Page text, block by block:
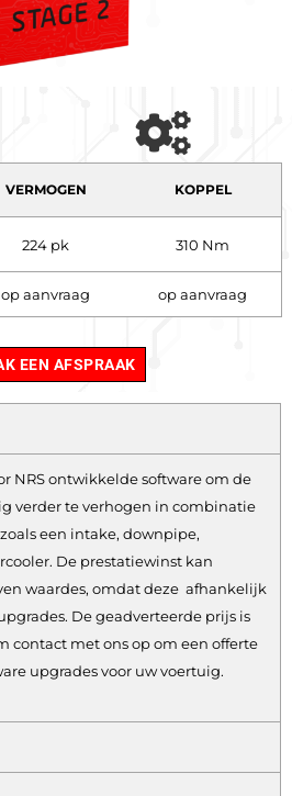
VERMOGEN KOPPEL
224 pk 310 Nm
op aanvraag op aanvraag
EEN AFSPRAAK
NRS ontwikkelde software om de
verder te verhogen in combinatie
een intake, downpipe,
De prestatiewinst kan
waardes, omdat deze afhankelijk
De geadverteerde prijs is
contact met ons op om een offerte
upgrades voor uw voertuig.